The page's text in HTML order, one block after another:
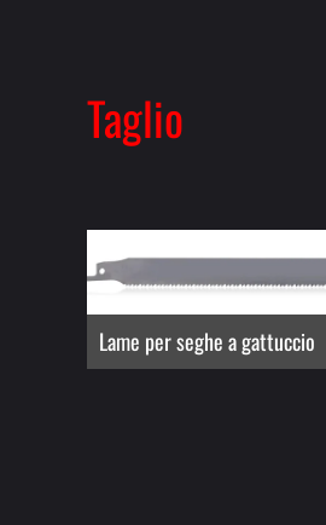
Taglio
Lame per seghe a gattuccio